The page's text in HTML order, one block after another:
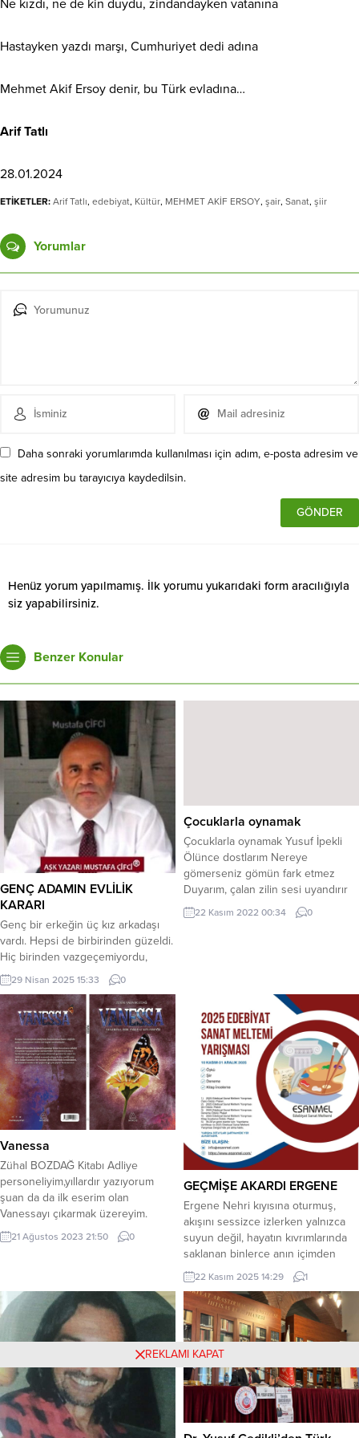
Ne kızdı, ne de kin duydu, zindandayken vatanına
Hastayken yazdı marşı, Cumhuriyet dedi adına
Mehmet Akif Ersoy denir, bu Türk evladına…
Arif Tatlı
28.01.2024
ETİKETLER: Arif Tatlı, edebiyat, Kültür, MEHMET AKİF ERSOY, şair, Sanat, şiir
Yorumlar
Daha sonraki yorumlarımda kullanılması için adım, e-posta adresim ve
site adresim bu tarayıcıya kaydedilsin.
Henüz yorum yapılmamış. İlk yorumu yukarıdaki form aracılığıyla
siz yapabilirsiniz.
Benzer Konular
GENÇ ADAMIN EVLİLİK
KARARI
Genç bir erkeğin üç kız arkadaşı
vardı. Hepsi de birbirinden güzeldi.
Hiç birinden vazgeçemiyordu,
üçünü de seviyordu Hangisi ile
evleneceğine bir karar vermesi
gerekiyordu. Bir test yapmaya karar
verdi. Her birine bin mark verdi.
Kızların bu parayla neler
yapabileceklerini görmek istedi. Bir
ay hepsine bir süre verdi.. Süre
bitimine kadar...
29 Nisan 2025 15:33 0
Çocuklarla oynamak
Çocuklarla oynamak Yusuf İpekli
Ölünce dostlarım Nereye
gömerseniz gömün fark etmez
Duyarım, çalan zilin sesi uyandırır
her sabah beni! Ölünce Nereye
gömerseniz gömün fark etmez
Günaydın derim yürekten
yoksulluğa, pasaklı siyah, sarı
tembel, tombula…...
22 Kasım 2022 00:34 0
Vanessa
Zühal BOZDAĞ Kitabı Adliye
personeliyim,yıllardır yazıyorum
şuan da da ilk eserim olan
Vanessayı çıkarmak üzereyim.
Kitabım sınırda kişilik bozukluğu
BORDERLİNE yaşayan bir bireyin
21 Ağustos 2023 21:50 0
GEÇMİŞE AKARDI ERGENE
Ergene Nehri kıyısına oturmuş,
akışını sessizce izlerken yalnızca
suyun değil, hayatın kıvrımlarında
saklanan binlerce anın içimden
geçip gittiğini hissediyorum. Taş
köprünün yorgun gölgesinde
zaman ağır ağır ilerliyor; sanki
köprünün her taşında bir sır gizli.
Sazların rüzgâra uyumlu
salınımında geçmişim fısıldıyor
bana; dokunduğunda acı-tatlı
hatıraları uyandıran ince bir el işi
gibi....
22 Kasım 2025 14:29 1
REKLAMI KAPAT